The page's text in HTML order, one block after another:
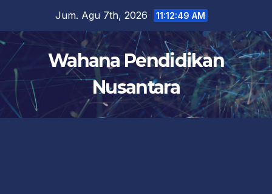
content
Jum. Agu 7th, 2026 11:12:49 AM
Wahana Pendidikan
Nusantara